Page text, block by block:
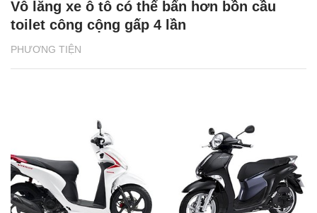
PHƯƠNG TIỆN
Vô lăng xe ô tô có thể bẩn hơn bồn cầu
toilet công cộng gấp 4 lần